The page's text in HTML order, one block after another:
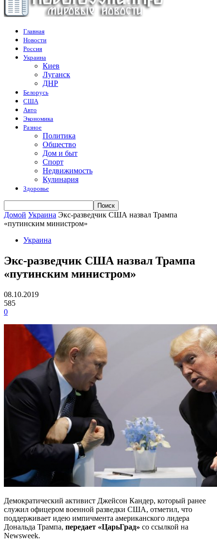
Главная
Новости
Россия
Украина
Киев
Луганск
ДНР
Белорусь
США
Авто
Экономика
Разное
Политика
Общество
Дом и быт
Спорт
Недвижимость
Кулинария
Здоровье
Домой Украина Экс-разведчик США назвал Трампа
«путинским министром»
Украина
Экс-разведчик США назвал Трампа
«путинским министром»
08.10.2019
585
0
Демократический активист Джейсон Кандер, который ранее
служил офицером военной разведки США, отметил, что
поддерживает идею импичмента американского лидера
Дональда Трампа, передает «ЦарьГрад» со ссылкой на
Newsweek.